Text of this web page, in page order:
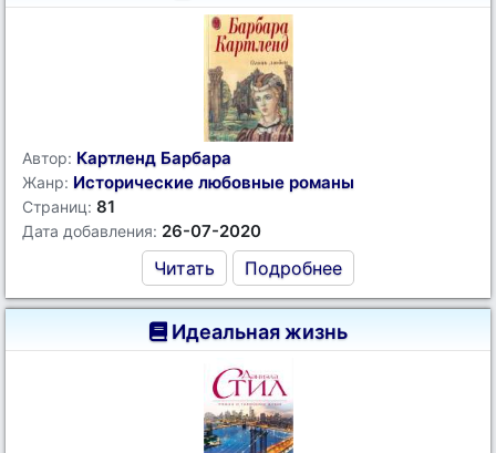
Автор: Картленд Барбара
Жанр: Исторические любовные романы
Страниц: 81
Дата добавления: 26-07-2020
Читать Подробнее
Идеальная жизнь